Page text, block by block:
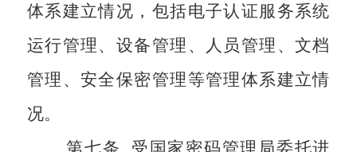
体系建立情况，包括电子认证服务系统
运行管理、设备管理、人员管理、文档
管理、安全保密管理等管理体系建立情
况。